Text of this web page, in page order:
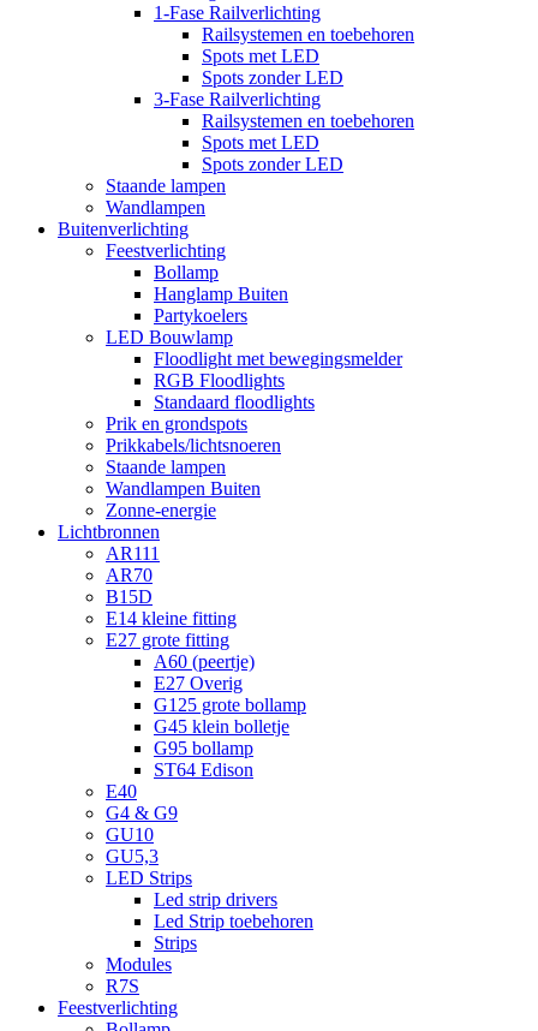
1-Fase Railverlichting
Railsystemen en toebehoren
Spots met LED
Spots zonder LED
3-Fase Railverlichting
Railsystemen en toebehoren
Spots met LED
Spots zonder LED
Staande lampen
Wandlampen
Buitenverlichting
Feestverlichting
Bollamp
Hanglamp Buiten
Partykoelers
LED Bouwlamp
Floodlight met bewegingsmelder
RGB Floodlights
Standaard floodlights
Prik en grondspots
Prikkabels/lichtsnoeren
Staande lampen
Wandlampen Buiten
Zonne-energie
Lichtbronnen
AR111
AR70
B15D
E14 kleine fitting
E27 grote fitting
A60 (peertje)
E27 Overig
G125 grote bollamp
G45 klein bolletje
G95 bollamp
ST64 Edison
E40
G4 & G9
GU10
GU5,3
LED Strips
Led strip drivers
Led Strip toebehoren
Strips
Modules
R7S
Feestverlichting